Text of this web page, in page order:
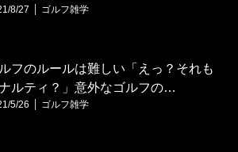
8/27 ゴルフ雑学
フのルールは難しい「えっ？それも
ルティ？」意外なゴルフの…
5/26 ゴルフ雑学